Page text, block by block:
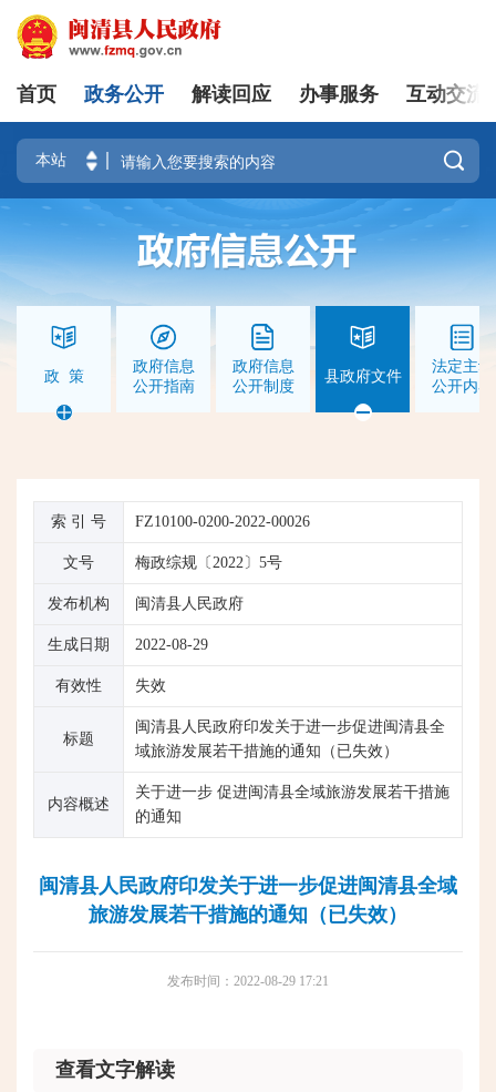
登录 | 注册
首页 政务公开 解读回应 办事服务 互动交流

政 策
政府信息
公开指南
政府信息
公开制度
县政府文件
法定主动
公开内容
索 引 号 FZ10100-0200-2022-00026
文号 梅政综规〔2022〕5号
发布机构 闽清县人民政府
生成日期 2022-08-29
有效性 失效
标题
闽清县人民政府印发关于进一步促进闽清县全
域旅游发展若干措施的通知（已失效）
内容概述
关于进一步 促进闽清县全域旅游发展若干措施
的通知
闽清县人民政府印发关于进一步促进闽清县全域
旅游发展若干措施的通知（已失效）
发布时间：2022-08-29 17:21
查看文字解读